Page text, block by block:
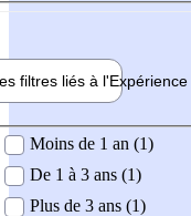
filtres liés à l'Expérience
demandée
Moins de 1 an (1)
De 1 à 3 ans (1)
Plus de 3 ans (1)